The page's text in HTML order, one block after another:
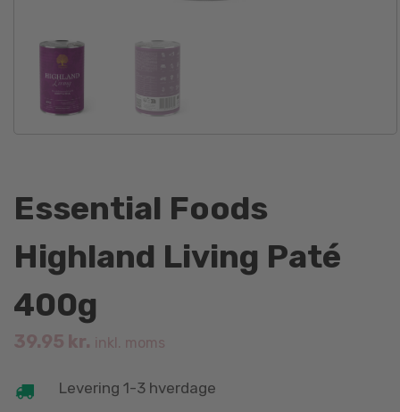
Essential Foods
Highland Living Paté
400g
39.95 kr. inkl. moms
Levering 1-3 hverdage